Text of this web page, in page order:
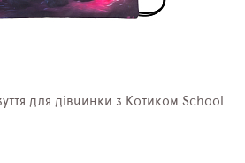
для дівчинки з Котиком School